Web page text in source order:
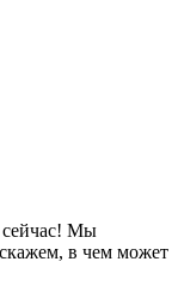
сейчас! Мы
в чем может